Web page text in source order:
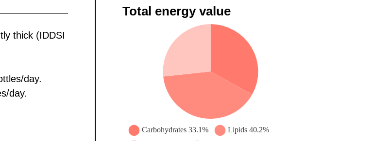
thick (IDDSI
day.
day.
Total energy value